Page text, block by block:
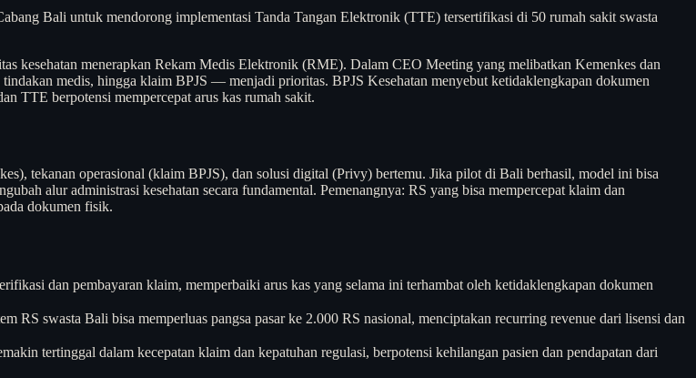
Bali untuk mendorong implementasi Tanda Tangan Elektronik (TTE) tersertifikasi di 50 rumah sakit swasta
kesehatan menerapkan Rekam Medis Elektronik (RME). Dalam CEO Meeting yang melibatkan Kemenkes dan
medis, hingga klaim BPJS — menjadi prioritas. BPJS Kesehatan menyebut ketidaklengkapan dokumen
TTE berpotensi mempercepat arus kas rumah sakit.
tekanan operasional (klaim BPJS), dan solusi digital (Privy) bertemu. Jika pilot di Bali berhasil, model ini bisa
alur administrasi kesehatan secara fundamental. Pemenangnya: RS yang bisa mempercepat klaim dan
dokumen fisik.
dan pembayaran klaim, memperbaiki arus kas yang selama ini terhambat oleh ketidaklengkapan dokumen
RS swasta Bali bisa memperluas pangsa pasar ke 2.000 RS nasional, menciptakan recurring revenue dari lisensi dan
tertinggal dalam kecepatan klaim dan kepatuhan regulasi, berpotensi kehilangan pasien dan pendapatan dari